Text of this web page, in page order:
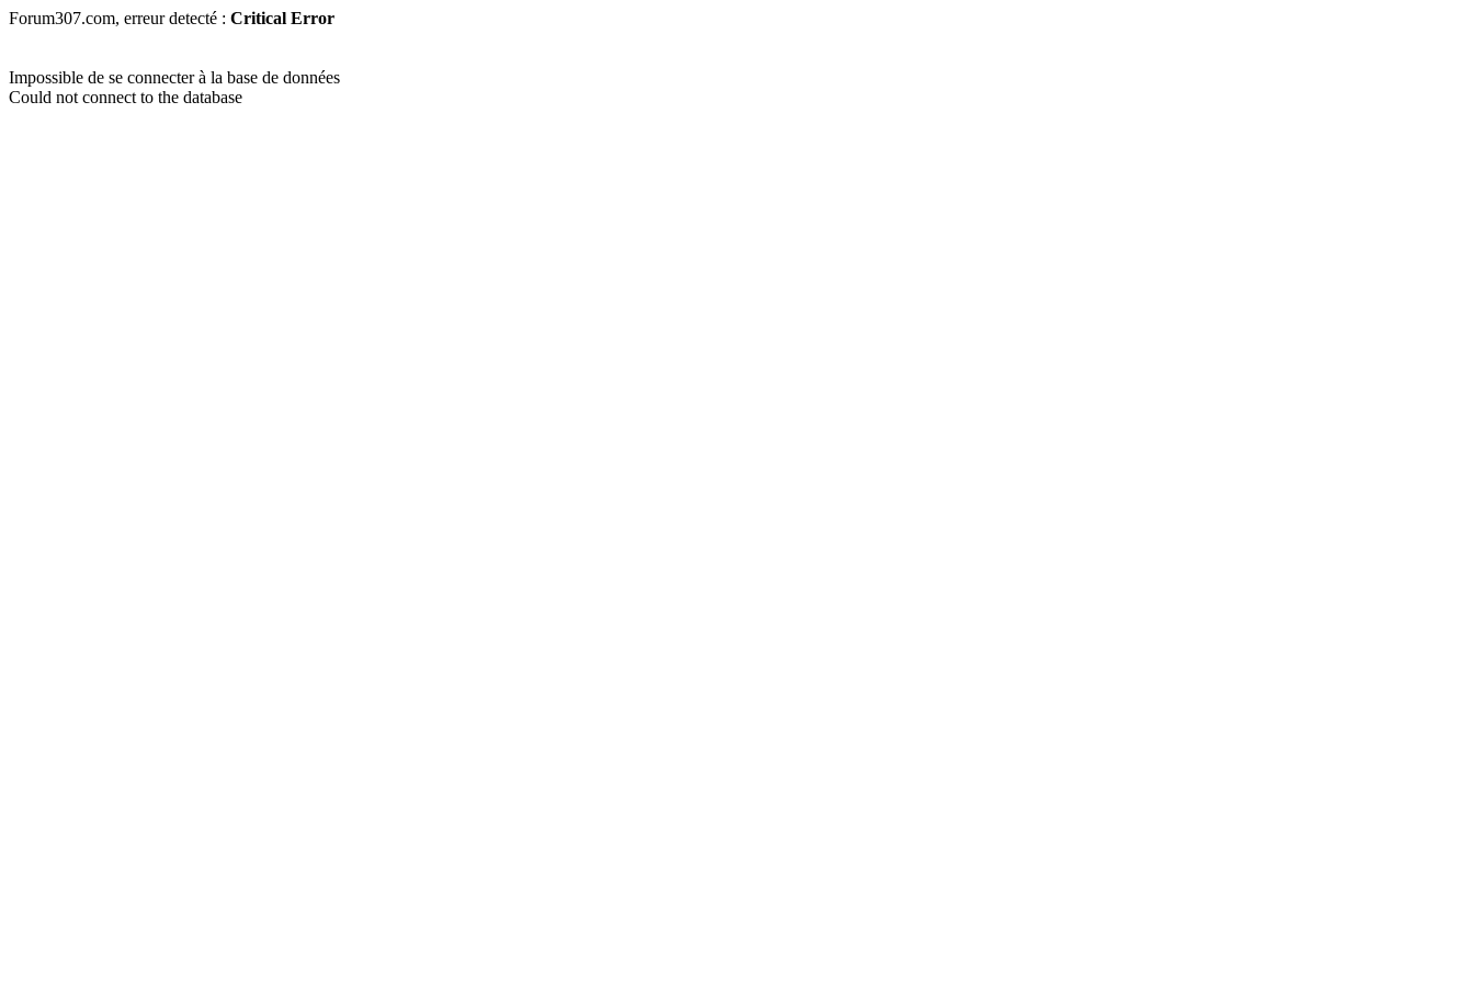
Forum307.com, erreur detecté : Critical Error
Impossible de se connecter à la base de données
Could not connect to the database